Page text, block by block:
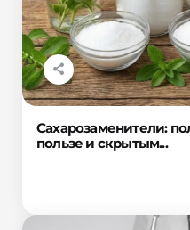
Сахарозаменители:
пользе и скрытым...